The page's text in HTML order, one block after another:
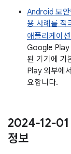
Android 보
용 사례를 적
애플리케이
Google Play
된 기기에 기
Play 외부에
요합니다.
2024-12-01
정보